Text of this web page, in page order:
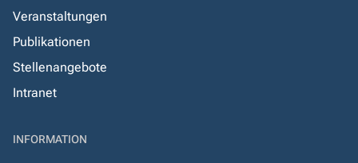
Veranstaltungen
Publikationen
Stellenangebote
Intranet
INFORMATION